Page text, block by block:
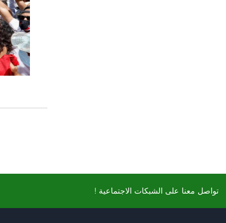
! تواصل معنا على الشبكات الاجتماعية